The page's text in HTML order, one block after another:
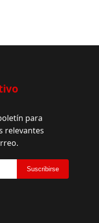
para
relevantes
Suscribirse